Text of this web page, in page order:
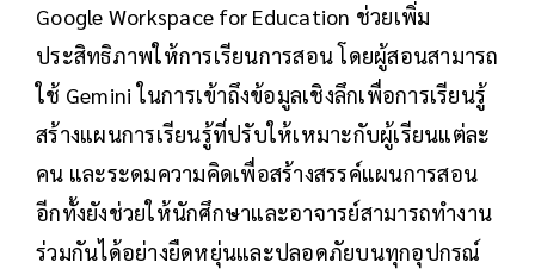
Google Workspace for Education ช่วยเพิ่ม
ประสิทธิภาพให้การเรียนการสอน โดยผู้สอนสามารถ
ใช้ Gemini ในการเข้าถึงข้อมูลเชิงลึกเพื่อการเรียนรู้
สร้างแผนการเรียนรู้ที่ปรับให้เหมาะกับผู้เรียนแต่ละ
คน และระดมความคิดเพื่อสร้างสรรค์แผนการสอน
อีกทั้งยังช่วยให้นักศึกษาและอาจารย์สามารถทำงาน
ร่วมกันได้อย่างยืดหยุ่นและปลอดภัยบนทุกอุปกรณ์